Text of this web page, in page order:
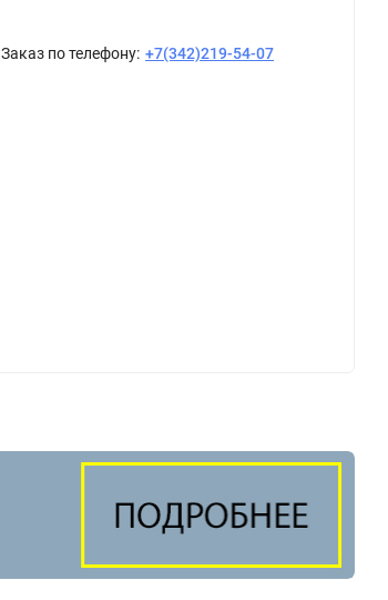
Заказ по телефону: +7(342)219-54-07